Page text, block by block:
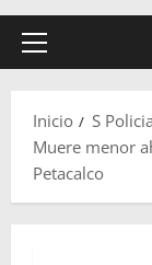
Menú
Inicio
S
Muere menor
Petacalco